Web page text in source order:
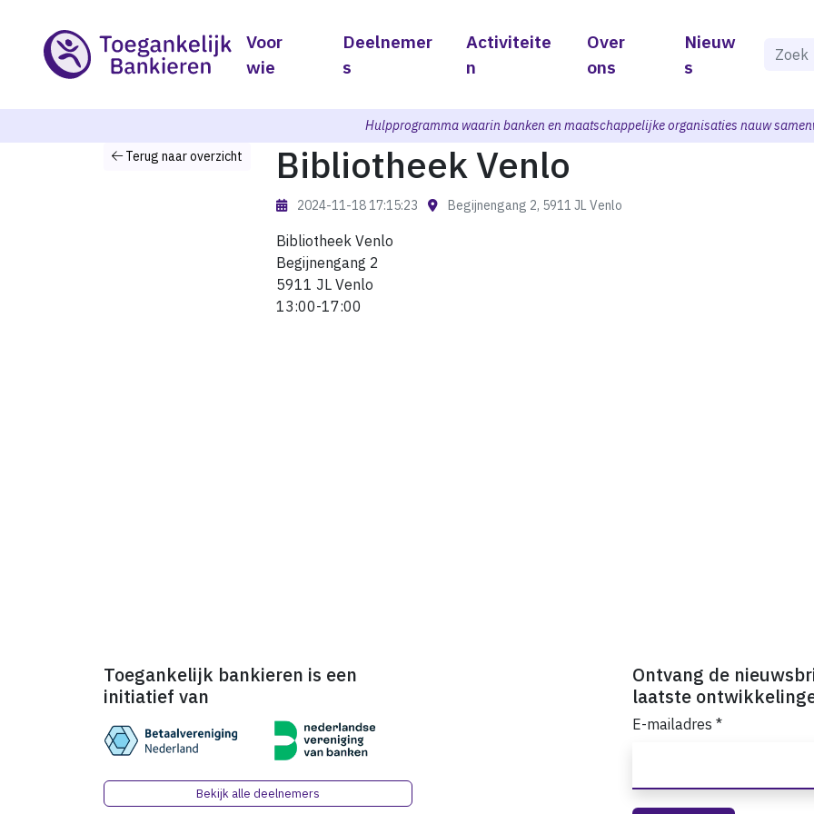
Voor
wie
Deelnemer
s
Activiteite
n
Over
ons
Nieuw
s
Als
Hulpprogramma waarin banken en maatschappelijke organisaties nauw
Terug naar overzicht
Bibliotheek Venlo
2024-11-18 17:15:23 Begijnengang 2, 5911 JL Venlo
Bibliotheek Venlo
Begijnengang 2
5911 JL Venlo
13:00-17:00
Toegankelijk bankieren is een
initiatief van
Bekijk alle deelnemers
Ontvang de
laatste
E-mailadres *